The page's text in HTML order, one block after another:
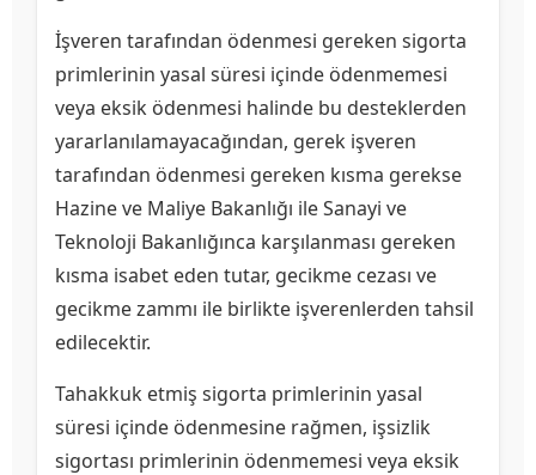
İşveren tarafından ödenmesi gereken sigorta
primlerinin yasal süresi içinde ödenmemesi
veya eksik ödenmesi halinde bu desteklerden
yararlanılamayacağından, gerek işveren
tarafından ödenmesi gereken kısma gerekse
Hazine ve Maliye Bakanlığı ile Sanayi ve
Teknoloji Bakanlığınca karşılanması gereken
kısma isabet eden tutar, gecikme cezası ve
gecikme zammı ile birlikte işverenlerden tahsil
edilecektir.
Tahakkuk etmiş sigorta primlerinin yasal
süresi içinde ödenmesine rağmen, işsizlik
sigortası primlerinin ödenmemesi veya eksik